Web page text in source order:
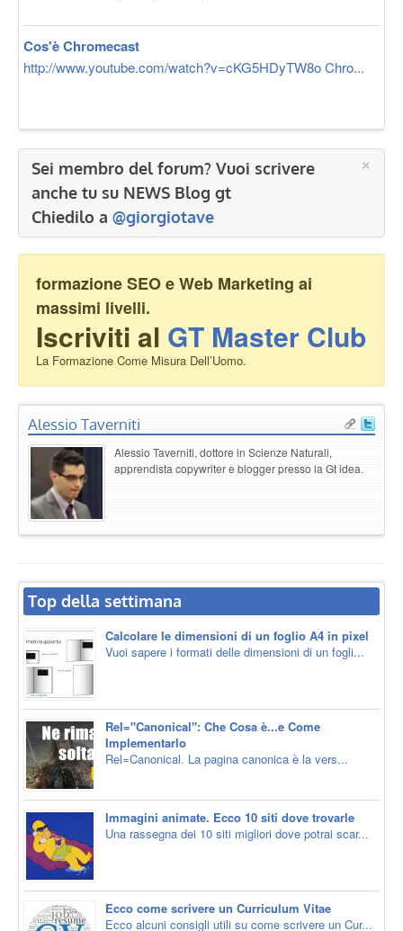
Cos'è Chromecast
http://www.youtube.com/watch?v=cKG5HDyTW8o Chro...
×
Sei membro del forum? Vuoi scrivere
anche tu su NEWS Blog gt
Chiedilo a @giorgiotave
formazione SEO e Web Marketing ai
massimi livelli.
Iscriviti al GT Master Club
La Formazione Come Misura Dell’Uomo.
Alessio Taverniti
Alessio Taverniti, dottore in Scienze Naturali,
apprendista copywriter e blogger presso la Gt idea.
Top della settimana
Calcolare le dimensioni di un foglio A4 in pixel
Vuoi sapere i formati delle dimensioni di un fogli...
Rel="Canonical": Che Cosa è...e Come
Implementarlo
Rel=Canonical. La pagina canonica è la vers...
Immagini animate. Ecco 10 siti dove trovarle
Una rassegna dei 10 siti migliori dove potrai scar...
Ecco come scrivere un Curriculum Vitae
Ecco alcuni consigli utili su come scrivere un Cur...